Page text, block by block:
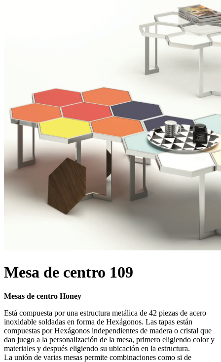
Mesa de centro 109
Mesas de centro Honey
Está compuesta por una estructura metálica de 42 piezas de acero
inoxidable soldadas en forma de Hexágonos. Las tapas están
compuestas por Hexágonos independientes de madera o cristal que
dan juego a la personalización de la mesa, primero eligiendo color y
materiales y después eligiendo su ubicación en la estructura.
La unión de varias mesas permite combinaciones como si de